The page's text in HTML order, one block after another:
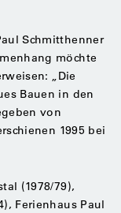
Schmitthenner
möchte
„Die
Bauen in den
von
1995 bei
(1978/79),
Ferienhaus Paul